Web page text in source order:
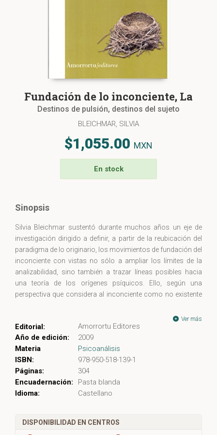
Fundación de lo inconciente, La
Destinos de pulsión, destinos del sujeto
BLEICHMAR, SILVIA
$1,055.00 MXN
En stock
Sinopsis
Silvia Bleichmar sustentó durante muchos años un eje de
investigación dirigido a definir, a partir de la reubicación del
paradigma de lo originario, los movimientos de fundación del
inconciente con vistas no sólo a ampliar los límites de la
analizabilidad, sino también a trazar líneas posibles hacia
una teoría de los orígenes psíquicos. Ello, según una
perspectiva que considera al inconciente como no existente
Ser pensado por el otro es condición de la vida en su
persistencia. Ser amado y ser pensado implica un no
apoderamiento del cuerpo por el otro: el cuerpo propio sólo
llega a ser propio en razón de que alguien, generosamente, ha
cedido la propiedad sobre una parte de sí mismo que deviene
ajena. De esto hablamos cuando decimos "narcisismo
trasvasante" de la madre, un narcisismo que no se agota en
primeras ligazones, los fundamentos de la tópica se asientan
Ver más
Editorial:
Amorrortu Editores
Año de edición:
2009
Materia
Psicoanálisis
ISBN:
978-950-518-139-1
Páginas:
304
Encuadernación:
Pasta blanda
Idioma:
Castellano
DISPONIBILIDAD EN CENTROS